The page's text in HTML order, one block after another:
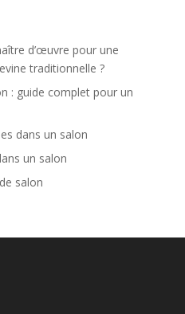
d’œuvre pour une
traditionnelle ?
: guide complet pour un
dans un salon
un salon
salon